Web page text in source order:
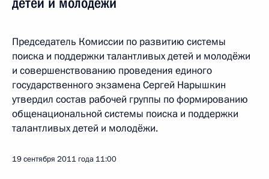
Председатель Комиссии по развитию системы
поиска и поддержки талантливых детей и молодёжи
и совершенствованию проведения единого
государственного экзамена Сергей Нарышкин
утвердил состав рабочей группы по формированию
общенациональной системы поиска и поддержки
талантливых детей и молодёжи.
19 сентября 2011 года 11:00